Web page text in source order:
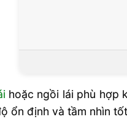
hoặc ngồi lái phù hợp
ổn định và tầm nhìn